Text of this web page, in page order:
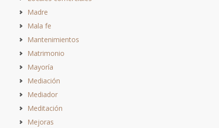
Madre
Mala fe
Mantenimientos
Matrimonio
Mayoría
Mediación
Mediador
Meditación
Mejoras